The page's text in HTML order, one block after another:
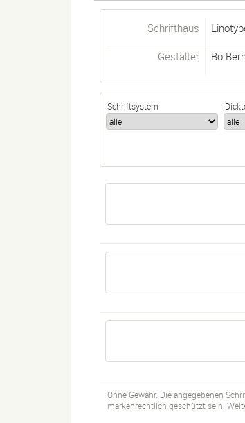
Schrifthaus
Gestalter Bo
Schriftsystem
Ohne Gewähr. Die angegebenen
markenrechtlich geschützt sein.